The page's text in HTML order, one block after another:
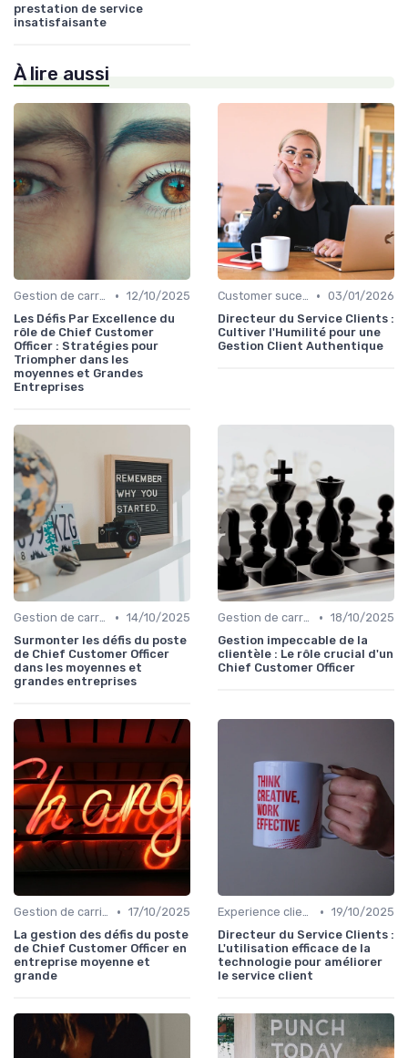
prestation de service
insatisfaisante
À lire aussi
Gestion de carrière • 12/10/2025
Les Défis Par Excellence du
rôle de Chief Customer
Officer : Stratégies pour
Triompher dans les
moyennes et Grandes
Entreprises
Customer sucess management • 03/01/2026
Directeur du Service Clients :
Cultiver l'Humilité pour une
Gestion Client Authentique
Gestion de carrière • 14/10/2025
Surmonter les défis du poste
de Chief Customer Officer
dans les moyennes et
grandes entreprises
Gestion de carrière • 18/10/2025
Gestion impeccable de la
clientèle : Le rôle crucial d'un
Chief Customer Officer
Gestion de carrière • 17/10/2025
La gestion des défis du poste
de Chief Customer Officer en
entreprise moyenne et
grande
Experience client • 19/10/2025
Directeur du Service Clients :
L'utilisation efficace de la
technologie pour améliorer
le service client